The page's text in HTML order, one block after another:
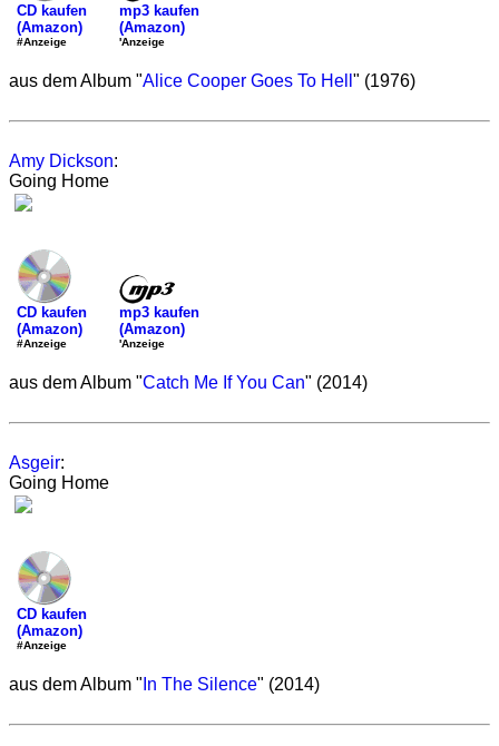
CD kaufen
(Amazon)
#Anzeige
mp3 kaufen
(Amazon)
'Anzeige
aus dem Album "Alice Cooper Goes To Hell " (1976)
Amy Dickson:
Going Home
CD kaufen
(Amazon)
#Anzeige
mp3 kaufen
(Amazon)
'Anzeige
aus dem Album "Catch Me If You Can" (2014)
Asgeir:
Going Home
CD kaufen
(Amazon)
#Anzeige
aus dem Album " In The Silence" (2014)